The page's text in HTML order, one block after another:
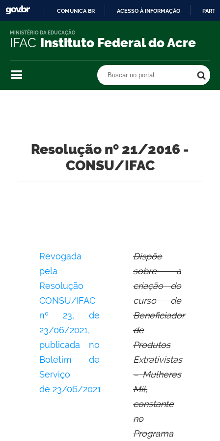
O
COMUNICA BR ACESSO À INFORMAÇÃO
IFAC Instituto Federal do Acre
MINISTÉRIO DA EDUCAÇÃO
Buscar no portal
Resolução nº 21/2016 -
CONSU/IFAC
Revogada
pela
Resolução
CONSU/IFAC
nº 23, de
23/06/2021,
publicada no
Boletim de
Serviço
de 23/06/2021
Dispõe
sobre a
criação do
curso de
Beneficiador
de
Produtos
Extrativistas
– Mulheres
Mil,
constante
no
Programa